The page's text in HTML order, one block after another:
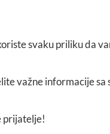
svaku priliku da
važne informacije sa
prijatelje!